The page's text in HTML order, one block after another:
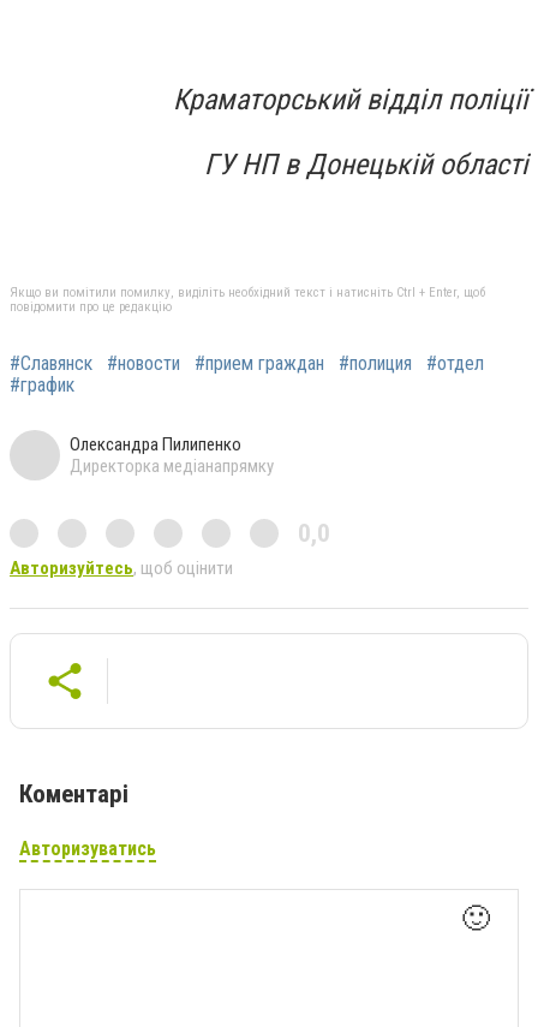
Краматорський відділ поліції
ГУ НП в Донецькій області
Якщо ви помітили помилку, виділіть необхідний текст і натисніть Ctrl + Enter, щоб
повідомити про це редакцію
#Славянск #новости #прием граждан #полиция
#отдел
#график
Олександра Пилипенко
Директорка медіанапрямку
0,0
Авторизуйтесь, щоб оцінити
Коментарі
Авторизуватись
🙂